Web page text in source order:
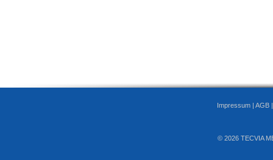
Impressum | AGB
© 2026 TECVIA